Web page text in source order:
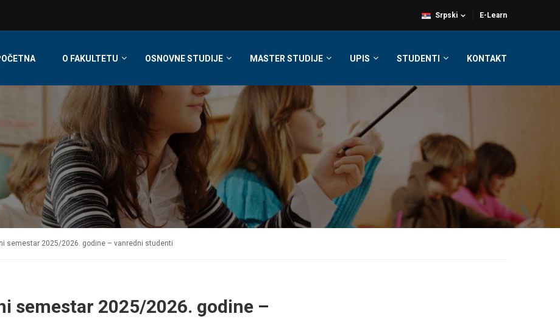
E-Learn
Srpski
O FAKULTETU OSNOVNE STUDIJE MASTER STUDIJE UPIS STUDENTI KONTAKT
semestar 2025/2026. godine – vanredni studenti
semestar 2025/2026. godine –